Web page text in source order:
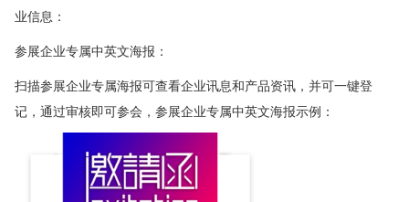
业信息：
参展企业专属中英文海报：
扫描参展企业专属海报可查看企业讯息和产品资讯，并可一键登
记，通过审核即可参会，参展企业专属中英文海报示例：